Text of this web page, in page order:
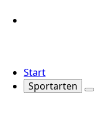
Start
Sportarten